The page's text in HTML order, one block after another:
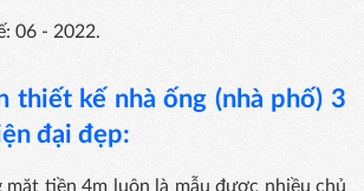
06 - 2022.
thiết kế nhà ống (nhà phố) 3
đại đẹp:
mặt tiền 4m luôn là mẫu được nhiều chủ